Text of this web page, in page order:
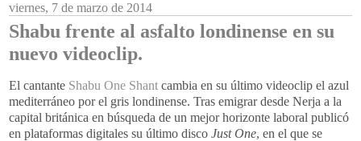
viernes, 7 de marzo de 2014
Shabu frente al asfalto londinense en su
nuevo videoclip.
El cantante Shabu One Shant cambia en su último videoclip el azul
mediterráneo por el gris londinense. Tras emigrar desde Nerja a la
capital británica en búsqueda de un mejor horizonte laboral publicó
en plataformas digitales su último disco Just One, en el que se